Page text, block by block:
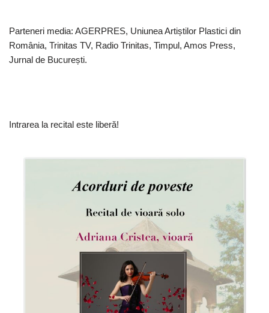
Parteneri media: AGERPRES, Uniunea Artiștilor Plastici din
România, Trinitas TV, Radio Trinitas, Timpul, Amos Press,
Jurnal de București.
Intrarea la recital este liberă!